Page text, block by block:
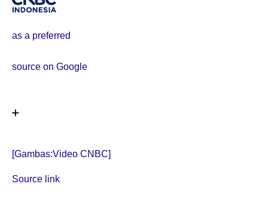
as a preferred
source on Google
[Gambas:Video CNBC]
Source link